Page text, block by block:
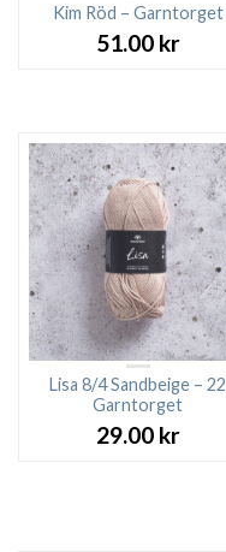
Kim Röd – Garntorget
51.00 kr
Lisa 8/4 Sandbeige – 22
Garntorget
29.00 kr